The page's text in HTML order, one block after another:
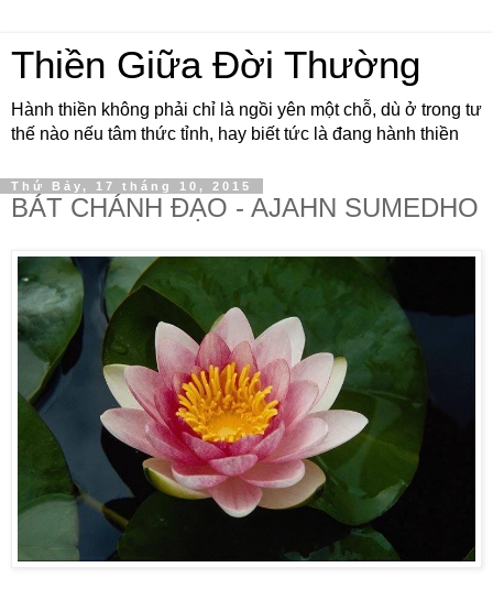
Thiền Giữa Đời Thường
Hành thiền không phải chỉ là ngồi yên một chỗ, dù ở trong tư
thế nào nếu tâm thức tỉnh, hay biết tức là đang hành thiền
Thứ Bảy, 17 tháng 10, 2015
BÁT CHÁNH ĐẠO - AJAHN SUMEDHO